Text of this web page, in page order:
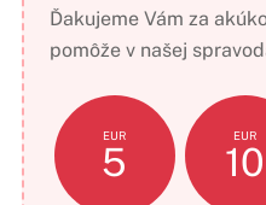
Ďakujeme Vám za
pomôže v našej
EUR
5
EUR
10